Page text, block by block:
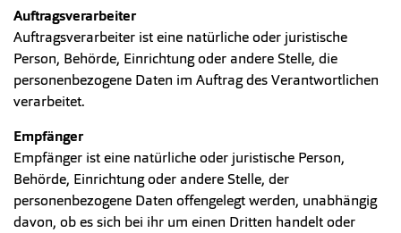
Auftragsverarbeiter
Auftragsverarbeiter ist eine natürliche oder juristische
Person, Behörde, Einrichtung oder andere Stelle, die
personenbezogene Daten im Auftrag des Verantwortlichen
verarbeitet.
Empfänger
Empfänger ist eine natürliche oder juristische Person,
Behörde, Einrichtung oder andere Stelle, der
personenbezogene Daten offengelegt werden, unabhängig
davon, ob es sich bei ihr um einen Dritten handelt oder